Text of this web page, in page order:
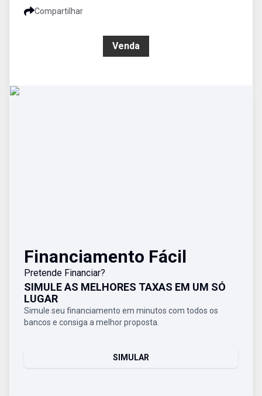
Compartilhar
Venda
Financiamento Fácil
Pretende Financiar?
SIMULE AS MELHORES TAXAS EM UM SÓ
LUGAR
Simule seu financiamento em minutos com todos os
bancos e consiga a melhor proposta.
SIMULAR